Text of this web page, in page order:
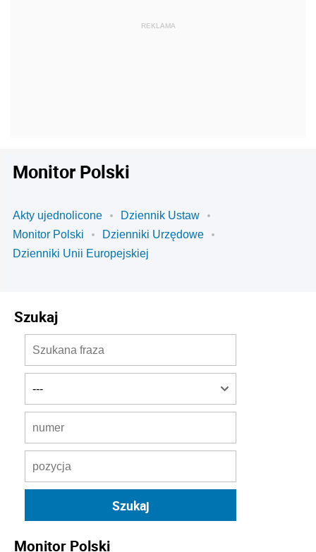
Monitor Polski
Akty ujednolicone
Dziennik Ustaw
Monitor Polski
Dzienniki Urzędowe
Dzienniki Unii Europejskiej
Szukaj
Monitor Polski